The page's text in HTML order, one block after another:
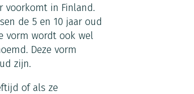
voorkomt in Finland.
de 5 en 10 jaar oud
vorm wordt ook wel
Deze vorm
zijn.
of als ze